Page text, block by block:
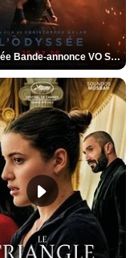
L'Odyssée Bande-annonce VO STFR